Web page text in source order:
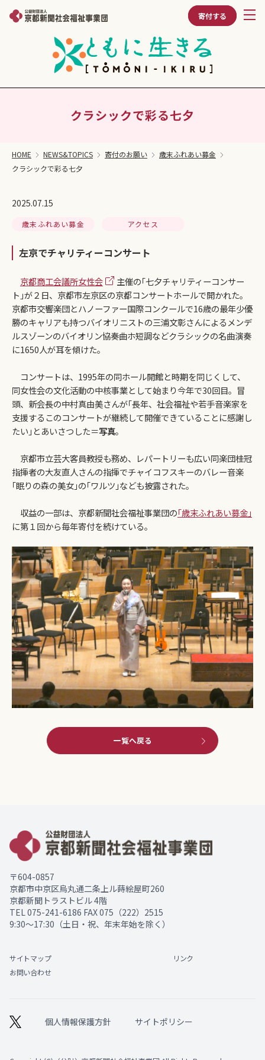
寄付する
クラシックで彩る七夕
HOME NEWS&TOPICS 寄付のお願い
歳末ふれあい募金
クラシックで彩る七夕
2025.07.15
歳末ふれあい募金 アクセス
左京でチャリティーコンサート
京都商工会議所女性会
主催の｢七夕チャリティーコンサー
ト｣が２日、京都市左京区の京都コンサートホールで開かれた。
京都市交響楽団とハノーファー国際コンクールで16歳の最年少優
勝のキャリアも持つバイオリニストの三浦文彰さんによるメンデ
ルスゾーンのバイオリン協奏曲ホ短調などクラシックの名曲演奏
に1650人が耳を傾けた。
コンサートは、1995年の同ホール開館と時期を同じくして、
同女性会の文化活動の中核事業として始まり今年で30回目。冒
頭、新会長の中村真由美さんが｢長年、社会福祉や若手音楽家を
支援するこのコンサートが継続して開催できていることに感謝し
たい｣とあいさつした＝写真。
京都市立芸大客員教授も務め、レパートリーも広い同楽団桂冠
指揮者の大友直人さんの指揮でチャイコフスキーのバレー音楽
｢眠りの森の美女｣の｢ワルツ｣なども披露された。
収益の一部は、京都新聞社会福祉事業団の｢歳末ふれあい募金｣
に第１回から毎年寄付を続けている。
一覧へ戻る
〒604-0857
京都市中京区烏丸通二条上ル蒔絵屋町260
京都新聞トラストビル 4階
TEL075-241-6186 FAX 075（222）2515
9:30～17:30（土日・祝、年末年始を除く）
サイトマップ
リンク
お問い合わせ
個人情報保護方針 サイトポリシー